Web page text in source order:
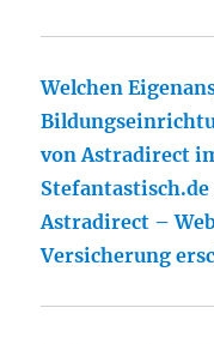
Welchen
von Astradirect
Stefantastisch.de
Astradirect –
Versicherung